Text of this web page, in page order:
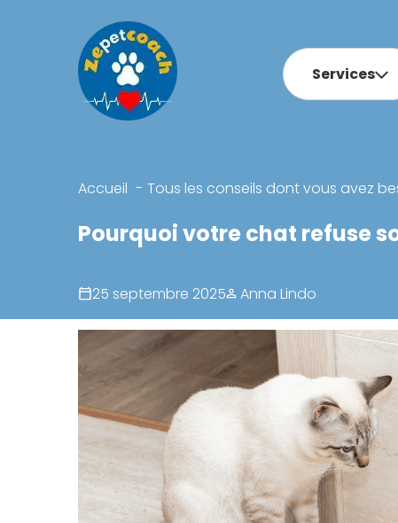
Services
Accueil Tous les conseils dont vous avez
Pourquoi votre chat refuse
25 septembre 2025 Anna Lindo